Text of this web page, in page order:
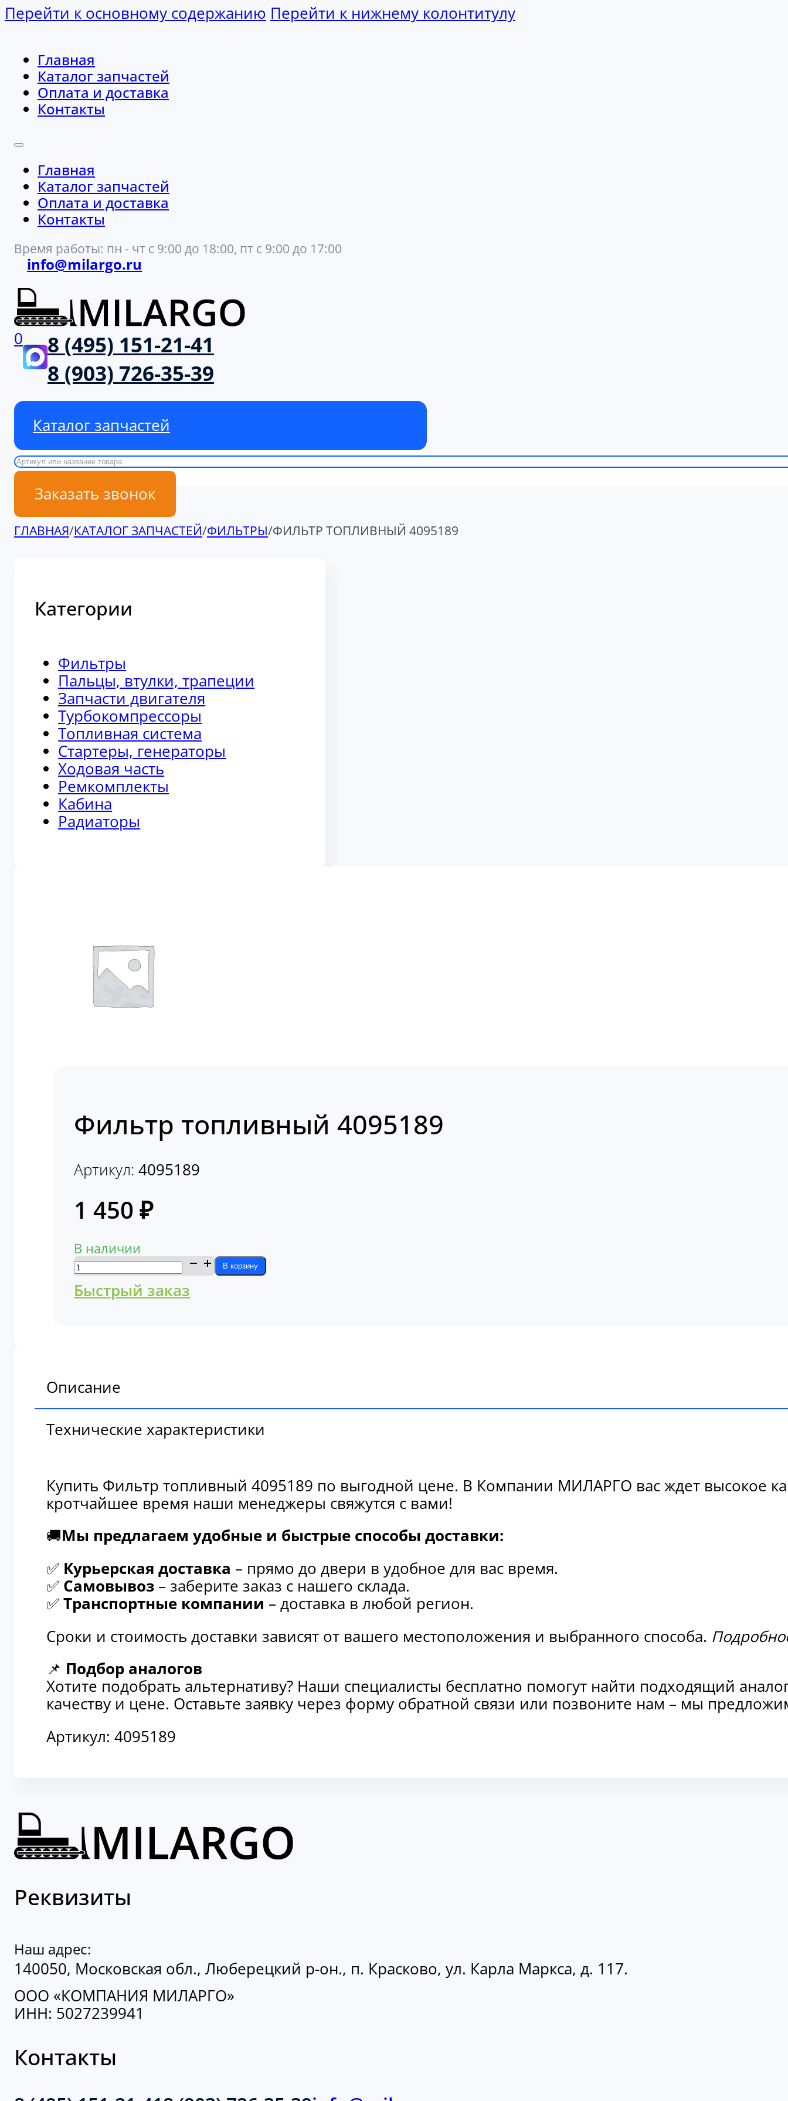
Перейти к основному содержанию Перейти к нижнему колонтитулу
Главная
Каталог запчастей
Оплата и доставка
Контакты
Главная
Каталог запчастей
Оплата и доставка
Контакты
Время работы: пн - чт с 9:00 до 18:00, пт с 9:00 до 17:00
info@milargo.ru
0
8 (495) 151-21-41
8 (903) 726-35-39
Каталог запчастей
Поиск
Заказать звонок
ГЛАВНАЯ/КАТАЛОГ ЗАПЧАСТЕЙ/ФИЛЬТРЫ/ФИЛЬТР ТОПЛИВНЫЙ 4095189
Категории
Фильтры
Пальцы, втулки, трапеции
Запчасти двигателя
Турбокомпрессоры
Топливная система
Стартеры, генераторы
Ходовая часть
Ремкомплекты
Кабина
Радиаторы
Фильтр топливный 4095189
Артикул:4095189
1 450₽
В наличии
Количество
товара
Фильтр
В корзину
Быстрый заказ
Описание
Технические характеристики
Купить Фильтр топливный 4095189 по выгодной цене. В Компании МИЛАРГО вас ждет высокое
кротчайшее время наши менеджеры свяжутся с вами!
🚚Мы предлагаем удобные и быстрые способы доставки:
✅ Курьерская доставка – прямо до двери в удобное для вас время.
✅ Самовывоз – заберите заказ с нашего склада.
✅ Транспортные компании – доставка в любой регион.
Сроки и стоимость доставки зависят от вашего местоположения и выбранного способа.
📌 Подбор аналогов
Хотите подобрать альтернативу? Наши специалисты бесплатно помогут найти подходящий
качеству и цене. Оставьте заявку через форму обратной связи или позвоните нам – мы
Артикул:4095189
Реквизиты
Наш адрес:
140050, Московская обл., Люберецкий р-он., п. Красково, ул. Карла Маркса, д. 117.
ООО «КОМПАНИЯ МИЛАРГО»
ИНН: 5027239941
Контакты